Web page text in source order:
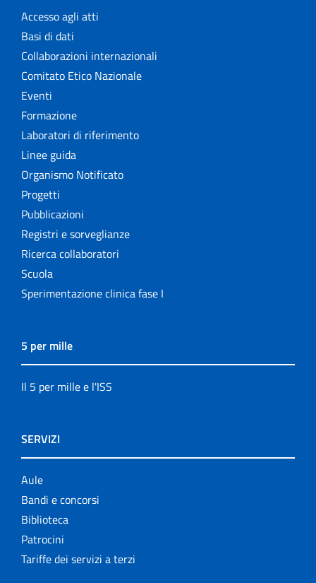
Accesso agli atti
Basi di dati
Collaborazioni internazionali
Comitato Etico Nazionale
Eventi
Formazione
Laboratori di riferimento
Linee guida
Organismo Notificato
Progetti
Pubblicazioni
Registri e sorveglianze
Ricerca collaboratori
Scuola
Sperimentazione clinica fase I
5 per mille
Il 5 per mille e l'ISS
SERVIZI
Aule
Bandi e concorsi
Biblioteca
Patrocini
Tariffe dei servizi a terzi